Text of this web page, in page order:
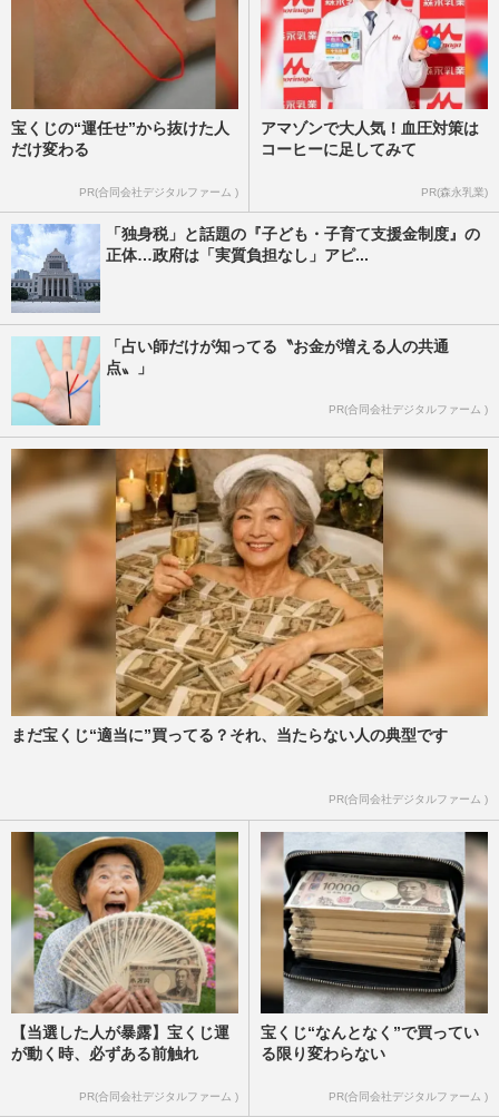
宝くじの“運任せ”から抜けた人
だけ変わる
PR(合同会社デジタルファーム )
アマゾンで大人気！血圧対策は
コーヒーに足してみて
PR(森永乳業)
「独身税」と話題の『子ども・子育て支援金制度』の
正体…政府は「実質負担なし」アピ...
「占い師だけが知ってる〝お金が増える人の共通
点〟」
PR(合同会社デジタルファーム )
まだ宝くじ“適当に”買ってる？それ、当たらない人の典型です
PR(合同会社デジタルファーム )
【当選した人が暴露】宝くじ運
が動く時、必ずある前触れ
PR(合同会社デジタルファーム )
宝くじ“なんとなく”で買ってい
る限り変わらない
PR(合同会社デジタルファーム )